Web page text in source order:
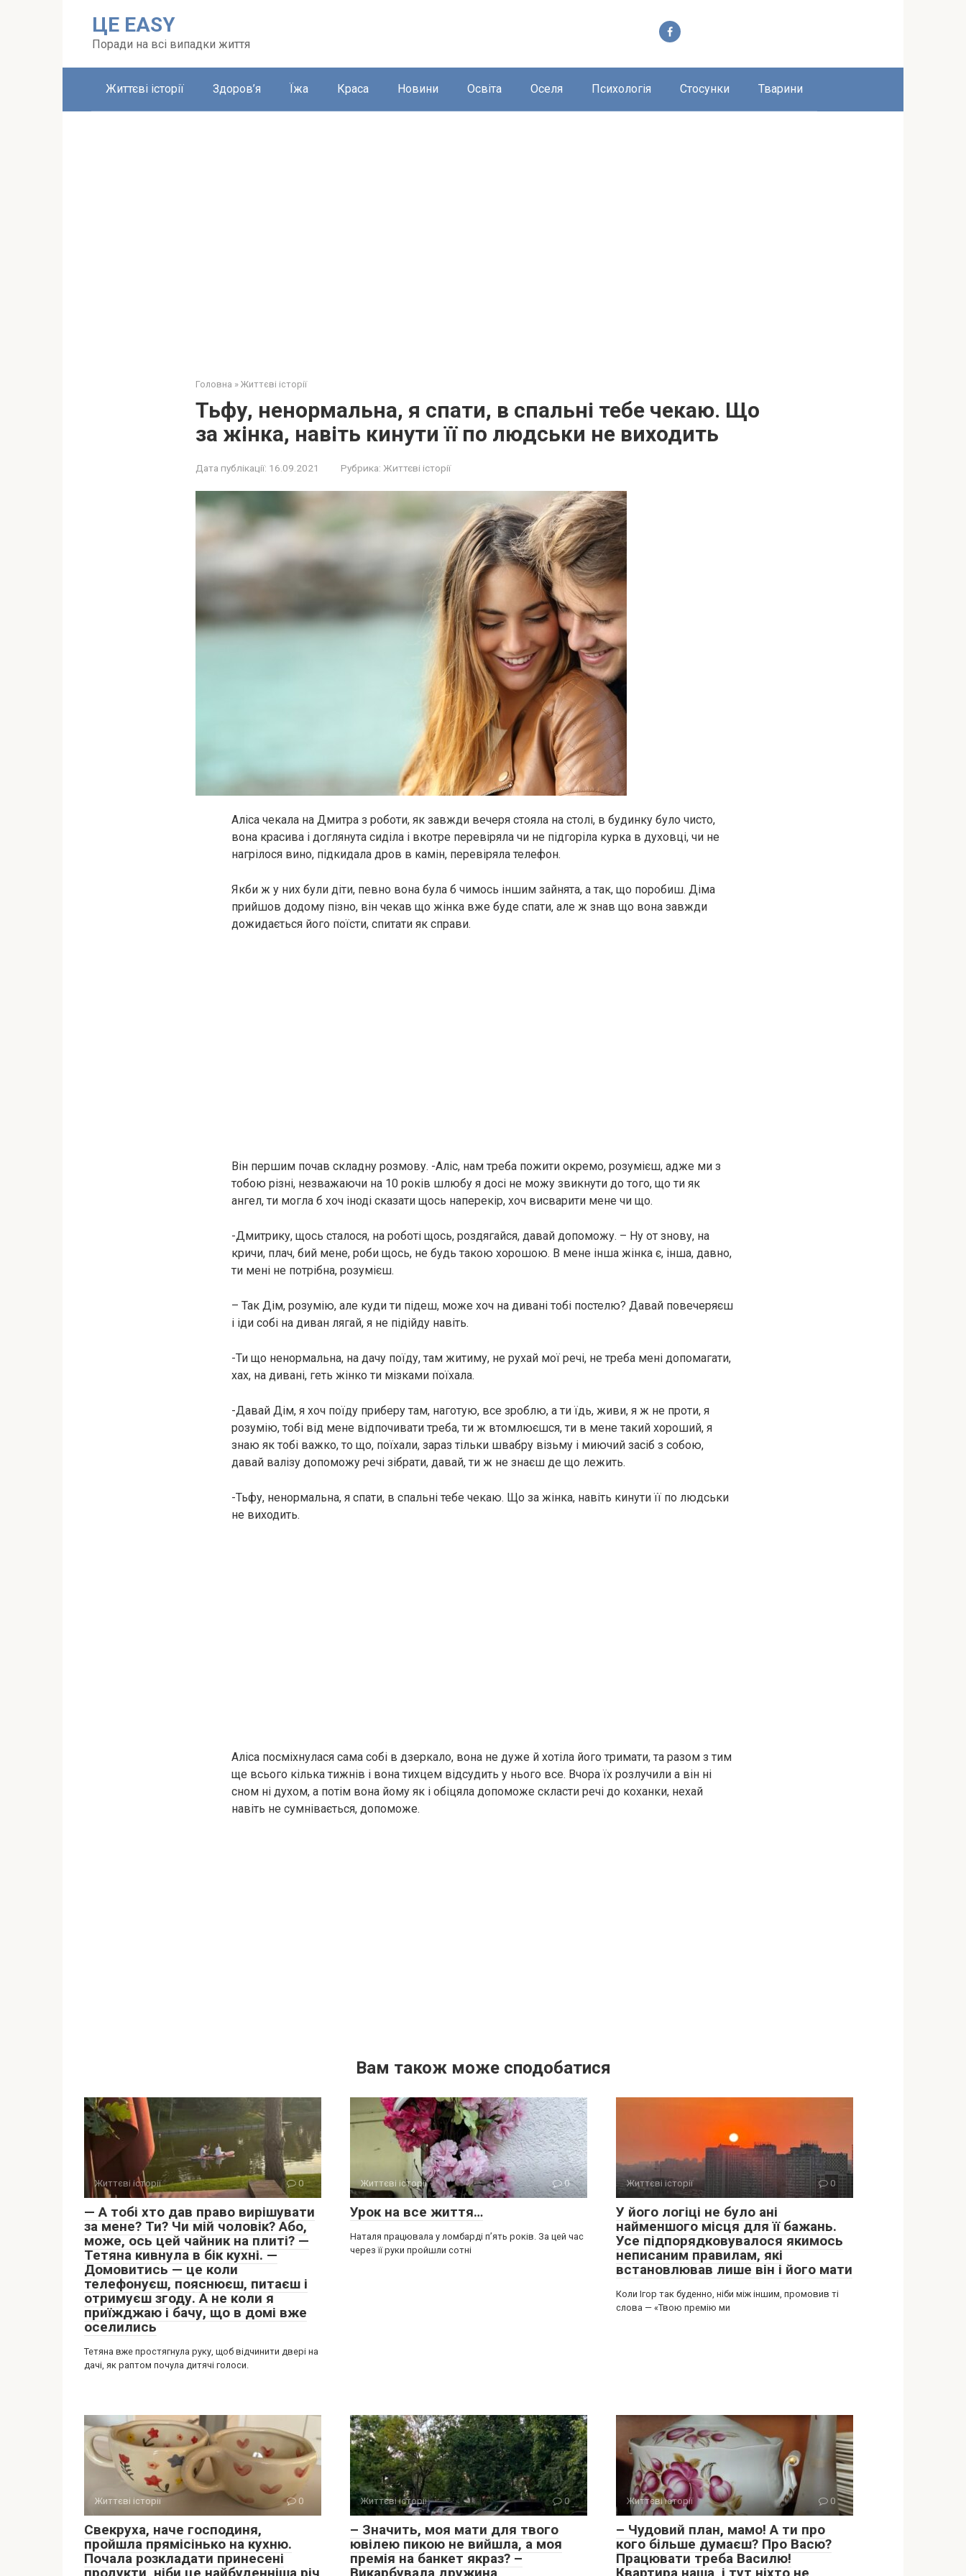
ЦЕ EASY
Поради на всі випадки життя
Життєві історії Здоров’я Їжа Краса Новини Освіта Оселя Психологія Стосунки Тварини
Головна » Життєві історії
Тьфу, ненормальна, я спати, в спальні тебе чекаю. Що
за жінка, навіть кинути її по людськи не виходить
Дата публікації: 16.09.2021 Рубрика: Життєві історії
Аліса чекала на Дмитра з роботи, як завжди вечеря стояла на столі, в будинку було чисто,
вона красива і доглянута сиділа і вкотре перевіряла чи не підгоріла курка в духовці, чи не
нагрілося вино, підкидала дров в камін, перевіряла телефон.
Якби ж у них були діти, певно вона була б чимось іншим зайнята, а так, що поробиш. Діма
прийшов додому пізно, він чекав що жінка вже буде спати, але ж знав що вона завжди
дожидається його поїсти, спитати як справи.
Він першим почав складну розмову. -Аліс, нам треба пожити окремо, розумієш, адже ми з
тобою різні, незважаючи на 10 років шлюбу я досі не можу звикнути до того, що ти як
ангел, ти могла б хоч іноді сказати щось наперекір, хоч висварити мене чи що.
-Дмитрику, щось сталося, на роботі щось, роздягайся, давай допоможу. – Ну от знову, на
кричи, плач, бий мене, роби щось, не будь такою хорошою. В мене інша жінка є, інша, давно,
ти мені не потрібна, розумієш.
– Так Дім, розумію, але куди ти підеш, може хоч на дивані тобі постелю? Давай повечеряєш
і іди собі на диван лягай, я не підійду навіть.
-Ти що ненормальна, на дачу поїду, там житиму, не рухай мої речі, не треба мені допомагати,
хах, на дивані, геть жінко ти мізками поїхала.
-Давай Дім, я хоч поїду приберу там, наготую, все зроблю, а ти їдь, живи, я ж не проти, я
розумію, тобі від мене відпочивати треба, ти ж втомлюєшся, ти в мене такий хороший, я
знаю як тобі важко, то що, поїхали, зараз тільки швабру візьму і миючий засіб з собою,
давай валізу допоможу речі зібрати, давай, ти ж не знаєш де що лежить.
-Тьфу, ненормальна, я спати, в спальні тебе чекаю. Що за жінка, навіть кинути її по людськи
не виходить.
Аліса посміхнулася сама собі в дзеркало, вона не дуже й хотіла його тримати, та разом з тим
ще всього кілька тижнів і вона тихцем відсудить у нього все. Вчора їх розлучили а він ні
сном ні духом, а потім вона йому як і обіцяла допоможе скласти речі до коханки, нехай
навіть не сумнівається, допоможе.
Вам також може сподобатися
Життєві історії 0
— А тобі хто дав право вирішувати
за мене? Ти? Чи мій чоловік? Або,
може, ось цей чайник на плиті? —
Тетяна кивнула в бік кухні. —
Домовитись — це коли
телефонуєш, пояснюєш, питаєш і
отримуєш згоду. А не коли я
приїжджаю і бачу, що в домі вже
оселились
Тетяна вже простягнула руку, щоб відчинити двері на
дачі, як раптом почула дитячі голоси.
Життєві історії 0
Урок на все життя…
Наталя працювала у ломбарді п’ять років. За цей час
через її руки пройшли сотні
Життєві історії 0
У його логіці не було ані
найменшого місця для її бажань.
Усе підпорядковувалося якимось
неписаним правилам, які
встановлював лише він і його мати
Коли Ігор так буденно, ніби між іншим, промовив ті
слова — «Твою премію ми
Життєві історії 0
Свекруха, наче господиня,
пройшла прямісінько на кухню.
Почала розкладати принесені
Життєві історії 0
– Значить, моя мати для твого
ювілею пикою не вийшла, а моя
премія на банкет якраз? –
Життєві історії 0
– Чудовий план, мамо! А ти про
кого більше думаєш? Про Васю?
Працювати треба Василю!